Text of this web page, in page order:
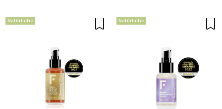
Natürliche Natürliche